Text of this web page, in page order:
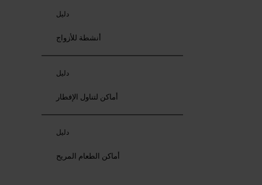
دليل
أنشطة للأزواج
دليل
أماكن لتناول الإفطار
دليل
أماكن الطعام المريح